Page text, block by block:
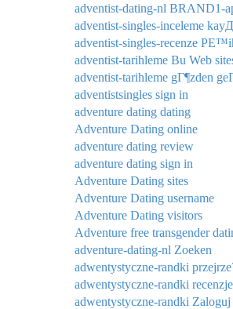
adventist-dating-nl BRAND1-
adventist-singles-inceleme
adventist-singles-recenze
adventist-tarihleme Bu Web
adventist-tarihleme gГ¶zden
adventistsingles sign in
adventure dating dating
Adventure Dating online
adventure dating review
adventure dating sign in
Adventure Dating sites
Adventure Dating username
Adventure Dating visitors
Adventure free transgender
adventure-dating-nl Zoeken
adwentystyczne-randki
adwentystyczne-randki recenzje
adwentystyczne-randki Zaloguj